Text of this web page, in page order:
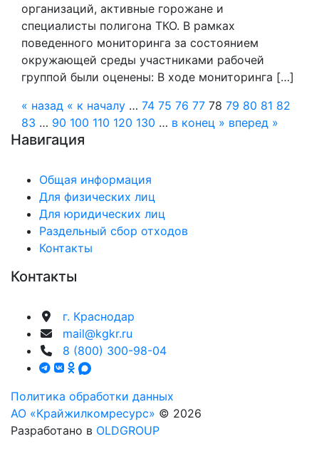
организаций, активные горожане и
специалисты полигона ТКО. В рамках
поведенного мониторинга за состоянием
окружающей среды участниками рабочей
группой были оценены: В ходе мониторинга […]
« назад « к началу … 74 75 76 77 78 79 80 81 82
83 … 90 100 110 120 130 … в конец » вперед »
Навигация
Общая информация
Для физических лиц
Для юридических лиц
Раздельный сбор отходов
Контакты
Контакты
г. Краснодар
mail@kgkr.ru
8 (800) 300-98-04
Политика обработки данных
АО «Крайжилкомресурс» © 2026
Разработано в OLDGROUP